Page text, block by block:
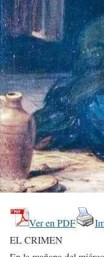
Ver en PDF
EL CRIMEN